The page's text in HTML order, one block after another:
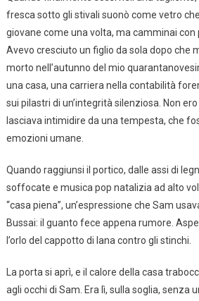
fresca sotto gli stivali suonò come vetro
giovane come una volta, ma camminai con
Avevo cresciuto un figlio da sola dopo che
morto nell’autunno del mio
una casa, una carriera nella contabilità
sui pilastri di un’integrità silenziosa. Non
lasciava intimidire da una tempesta, che
emozioni umane.
Quando raggiunsi il portico, dalle assi di
soffocate e musica pop natalizia ad alto
“casa piena”, un’espressione che Sam
Bussai: il guanto fece appena rumore.
l’orlo del cappotto di lana contro gli stinchi.
La porta si aprì, e il calore della casa
agli occhi di Sam. Era lì, sulla soglia, senza